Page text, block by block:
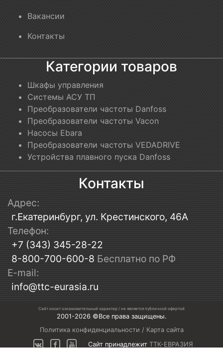
Вакансии
Контакты
Категории товаров
Шкафы управления
Системы АСУ ТП
Преобразователи частоты Danfoss
Преобразователи частоты Vacon
Насосы Ebara
Преобразователи частоты VEDADRIVE
Устройства плавного пуска Danfoss
Контакты
Адрес:
г.Екатеринбург, ул. Крестинского, 46А
Телефон:
+7 (343) 345-28-22
8-800-700-600-8 Бесплатно по РФ
E-mail:
info@ttc-eurasia.ru
Сайт носит ознакомительный характер / не является публичной офертой
2001-2026 ©Все права защищены.
Политика конфиденциальности / Карта сайта
Сайт принадлежит ТТК-ЕВРАЗИЯ